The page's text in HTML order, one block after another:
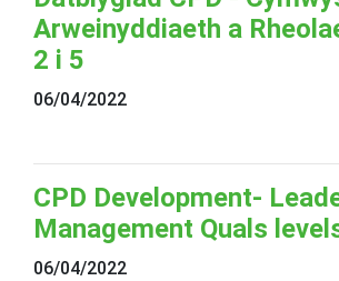
Arweinyddiaeth a
2 i 5
06/04/2022
CPD Development-
Management Quals
06/04/2022